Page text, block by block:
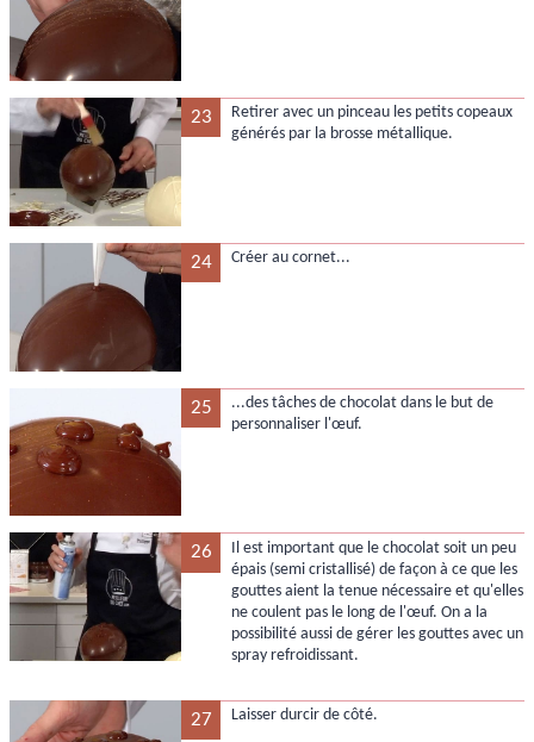
23
Retirer avec un pinceau les petits copeaux
générés par la brosse métallique.
24 Créer au cornet...
25
...des tâches de chocolat dans le but de
personnaliser l'œuf.
26
Il est important que le chocolat soit un peu
épais (semi cristallisé) de façon à ce que les
gouttes aient la tenue nécessaire et qu'elles
ne coulent pas le long de l'œuf. On a la
possibilité aussi de gérer les gouttes avec un
spray refroidissant.
27 Laisser durcir de côté.